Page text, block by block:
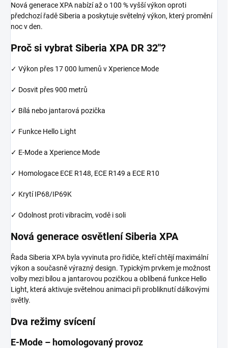
Nová generace XPA nabízí až o 100 % vyšší výkon oproti
předchozí řadě Siberia a poskytuje světelný výkon, který promění
noc v den.
Proč si vybrat Siberia XPA DR 32"?
✓ Výkon přes 17 000 lumenů v Xperience Mode
✓ Dosvit přes 900 metrů
✓ Bílá nebo jantarová pozička
✓ Funkce Hello Light
✓ E-Mode a Xperience Mode
✓ Homologace ECE R148, ECE R149 a ECE R10
✓ Krytí IP68/IP69K
✓ Odolnost proti vibracím, vodě i soli
Nová generace osvětlení Siberia XPA
Řada Siberia XPA byla vyvinuta pro řidiče, kteří chtějí maximální
výkon a současně výrazný design. Typickým prvkem je možnost
volby mezi bílou a jantarovou pozičkou a oblíbená funkce Hello
Light, která aktivuje světelnou animaci při probliknutí dálkovými
světly.
Dva režimy svícení
E-Mode – homologovaný provoz